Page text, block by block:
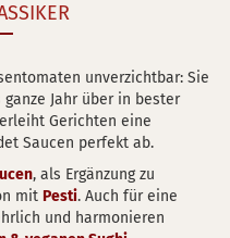
unverzichtbar: Sie
Jahr über in bester
Gerichten eine
Saucen perfekt ab.
, als Ergänzung zu
mit Pesti. Auch für eine
und harmonieren